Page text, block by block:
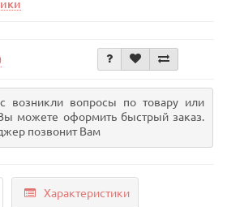
возникли вопросы по товару или
можете оформить быстрый заказ.
позвонит Вам
Характеристики